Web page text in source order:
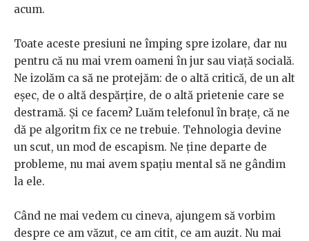
acum.
Toate aceste presiuni ne împing spre izolare, dar nu
pentru că nu mai vrem oameni în jur sau viață socială.
Ne izolăm ca să ne protejăm: de o altă critică, de un alt
eșec, de o altă despărțire, de o altă prietenie care se
destramă. Și ce facem? Luăm telefonul în brațe, că ne
dă pe algoritm fix ce ne trebuie. Tehnologia devine
un scut, un mod de escapism. Ne ține departe de
probleme, nu mai avem spațiu mental să ne gândim
la ele.
Când ne mai vedem cu cineva, ajungem să vorbim
despre ce am văzut, ce am citit, ce am auzit. Nu mai